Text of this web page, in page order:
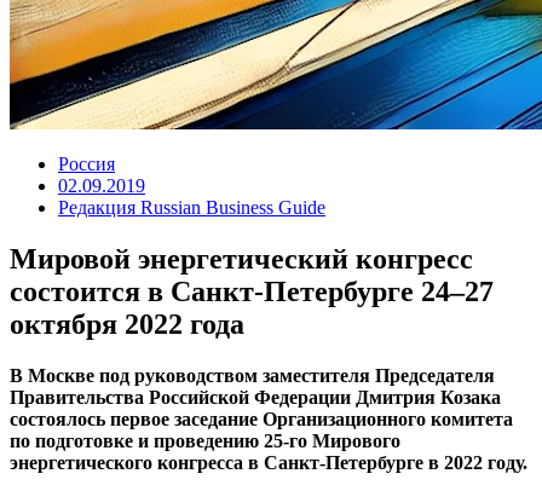
Россия
02.09.2019
Редакция Russian Business Guide
Мировой энергетический конгресс
состоится в Санкт-Петербурге 24–27
октября 2022 года
В Москве под руководством заместителя Председателя
Правительства Российской Федерации Дмитрия Козака
состоялось первое заседание Организационного комитета
по подготовке и проведению 25-го Мирового
энергетического конгресса в Санкт-Петербурге в 2022 году.